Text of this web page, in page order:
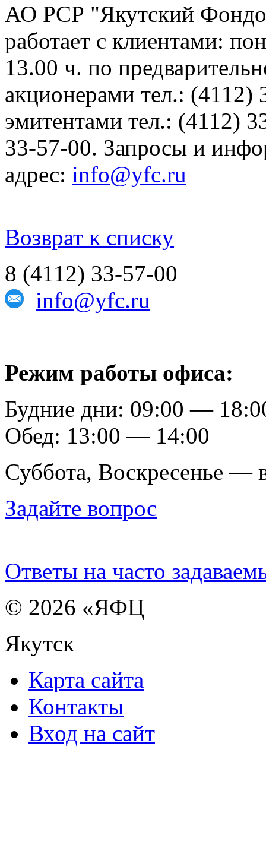
АО РСР "Якутский
работает с клиентами:
13.00 ч. по
акционерами тел.: (4112)
эмитентами тел.: (4112)
33-57-00. Запросы и
адрес: info@yfc.ru
Возврат к списку
8 (4112) 33-57-00
info@yfc.ru
Режим работы офиса:
Будние дни: 09:00 —
Обед: 13:00 — 14:00
Суббота, Воскресенье —
Задайте вопрос
Ответы на часто
© 2026 «ЯФЦ
Якутск
Карта сайта
Контакты
Вход на сайт